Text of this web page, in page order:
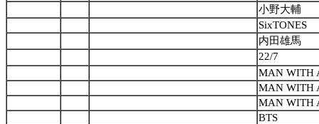
小野大輔
SixTONES
内田雄馬
22/7
MAN WITH
MAN WITH
MAN WITH
BTS